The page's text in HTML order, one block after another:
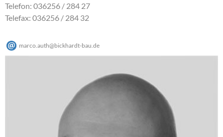
Telefon: 036256 / 284 27
Telefax: 036256 / 284 32
marco.auth@bickhardt-bau de